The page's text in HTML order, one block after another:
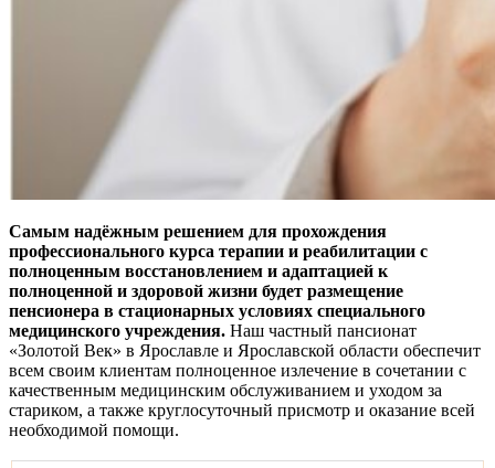
Самым надёжным решением для прохождения
профессионального курса терапии и реабилитации с
полноценным восстановлением и адаптацией к
полноценной и здоровой жизни будет размещение
пенсионера в стационарных условиях специального
медицинского учреждения. Наш частный пансионат
«Золотой Век» в Ярославле и Ярославской области обеспечит
всем своим клиентам полноценное излечение в сочетании с
качественным медицинским обслуживанием и уходом за
стариком, а также круглосуточный присмотр и оказание всей
необходимой помощи.